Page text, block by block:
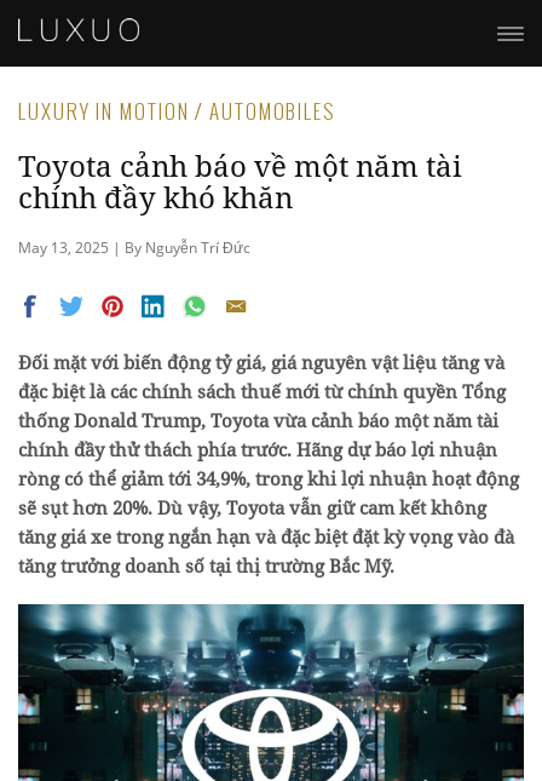
LUXURY IN MOTION / AUTOMOBILES
Toyota cảnh báo về một năm tài
chính đầy khó khăn
May 13, 2025 | By Nguyễn Trí Đức
Đối mặt với biến động tỷ giá, giá nguyên vật liệu tăng và
đặc biệt là các chính sách thuế mới từ chính quyền Tổng
thống Donald Trump, Toyota vừa cảnh báo một năm tài
chính đầy thử thách phía trước. Hãng dự báo lợi nhuận
ròng có thể giảm tới 34,9%, trong khi lợi nhuận hoạt động
sẽ sụt hơn 20%. Dù vậy, Toyota vẫn giữ cam kết không
tăng giá xe trong ngắn hạn và đặc biệt đặt kỳ vọng vào đà
tăng trưởng doanh số tại thị trường Bắc Mỹ.